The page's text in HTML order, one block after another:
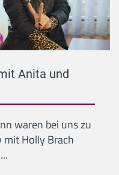
Anita und
waren bei uns zu
mit Holly Brach